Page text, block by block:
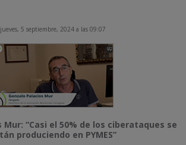
jueves, 5 septiembre, 2024 a las 09:07
Mur: “Casi el 50% de los ciberataques se
produciendo en PYMES”